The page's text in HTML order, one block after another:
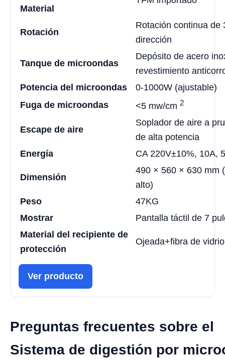
Material
Rotación
Rotación continua de
dirección
Tanque de microondas
Depósito de acero
revestimiento
Potencia del microondas
0-1000W (ajustable)
Fuga de microondas
<5 mw/cm 2
Escape de aire
Soplador de aire a
de alta potencia
Energía
CA 220V±10%, 10A,
Dimensión
490 × 560 × 630 mm
alto)
Peso
47KG
Mostrar
Pantalla táctil de 7
Material del recipiente de
protección
Ojeada+fibra de vidrio
Ver producto
Preguntas frecuentes sobre el
Sistema de digestión por